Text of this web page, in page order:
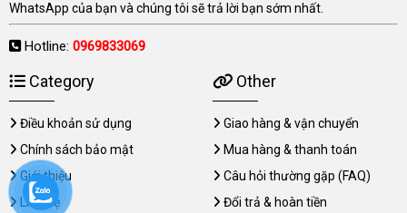
WhatsApp của bạn và chúng tôi sẽ trả lời bạn sớm nhất.
Hotline: 0969833069
Category
Điều khoản sử dụng
Chính sách bảo mật
Giới thiệu
Liên hệ
Other
Giao hàng & vận chuyển
Mua hàng & thanh toán
Câu hỏi thường gặp (FAQ)
Đổi trả & hoàn tiền